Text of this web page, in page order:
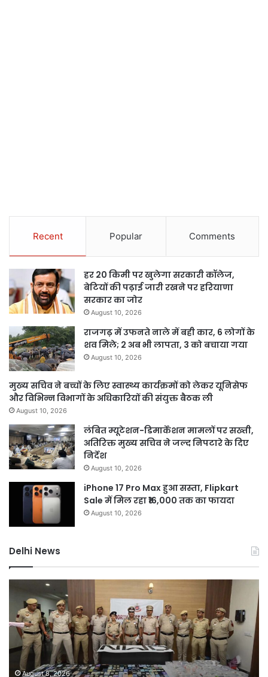
Recent Popular Comments
हर 20 किमी पर खुलेगा सरकारी कॉलेज,
बेटियों की पढ़ाई जारी रखने पर हरियाणा
सरकार का जोर
August 10, 2026
राजगढ़ में उफनते नाले में बही कार, 6 लोगों के
शव मिले; 2 अब भी लापता, 3 को बचाया गया
August 10, 2026
मुख्य सचिव ने बच्चों के लिए स्वास्थ्य कार्यक्रमों को लेकर यूनिसेफ
और विभिन्न विभागों के अधिकारियों की संयुक्त बैठक ली
August 10, 2026
लंबित म्यूटेशन-डिमार्केशन मामलों पर सख्ती,
अतिरिक्त मुख्य सचिव ने जल्द निपटारे के दिए
निर्देश
August 10, 2026
iPhone 17 Pro Max हुआ सस्ता, Flipkart
Sale में मिल रहा ₹16,000 तक का फायदा
August 10, 2026
Delhi News
ऑपरेशन
प्रहार,
72
August 8, 2026